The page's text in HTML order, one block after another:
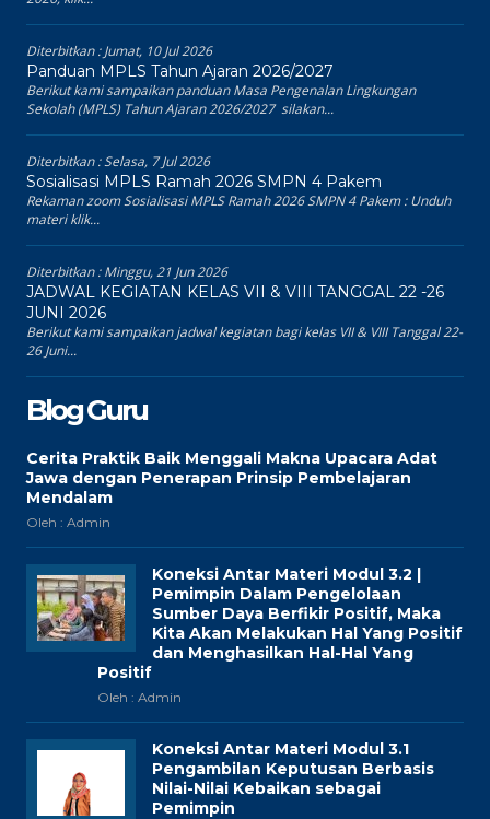
Diterbitkan :Jumat, 10 Jul 2026
Panduan MPLS Tahun Ajaran 2026/2027
Berikut kami sampaikan panduan Masa Pengenalan Lingkungan
Sekolah (MPLS) Tahun Ajaran 2026/2027 silakan...
Diterbitkan :Selasa, 7 Jul 2026
Sosialisasi MPLS Ramah 2026 SMPN 4 Pakem
Rekaman zoom Sosialisasi MPLS Ramah 2026 SMPN 4 Pakem : Unduh
materi klik...
Diterbitkan :Minggu, 21 Jun 2026
JADWAL KEGIATAN KELAS VII & VIII TANGGAL 22 -26
JUNI 2026
Berikut kami sampaikan jadwal kegiatan bagi kelas VII & VIII Tanggal 22-
26 Juni...
Blog Guru
Cerita Praktik Baik Menggali Makna Upacara Adat
Jawa dengan Penerapan Prinsip Pembelajaran
Mendalam
Oleh : Admin
Koneksi Antar Materi Modul 3.2 |
Pemimpin Dalam Pengelolaan
Sumber Daya Berfikir Positif, Maka
Kita Akan Melakukan Hal Yang Positif
dan Menghasilkan Hal-Hal Yang
Positif
Oleh : Admin
Koneksi Antar Materi Modul 3.1
Pengambilan Keputusan Berbasis
Nilai-Nilai Kebaikan sebagai
Pemimpin